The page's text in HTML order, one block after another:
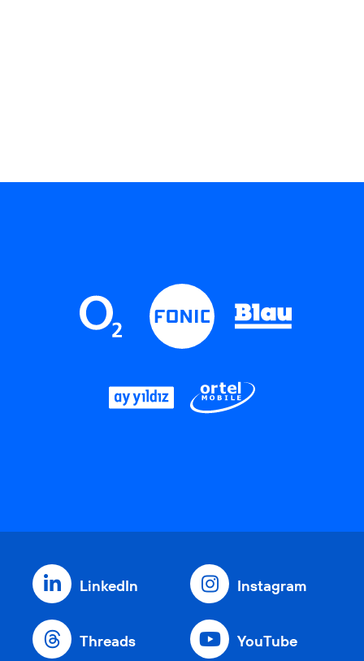
LinkedIn Instagram
Threads YouTube